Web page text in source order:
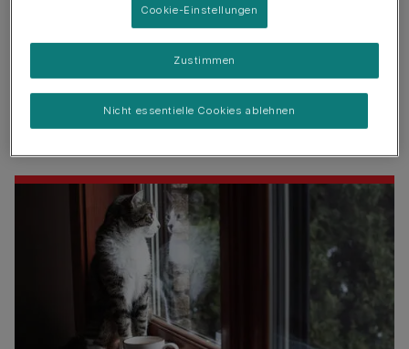
Wie bekommen Katzen
Lungenwürmer?
Je mehr, länger und häufiger deine Katze draußen ist,
umso größer ist die Wahrscheinlichkeit, dass sie sich
Cookie-Einstellungen
Nicht essentielle Cookies ablehnen
Zustimmen